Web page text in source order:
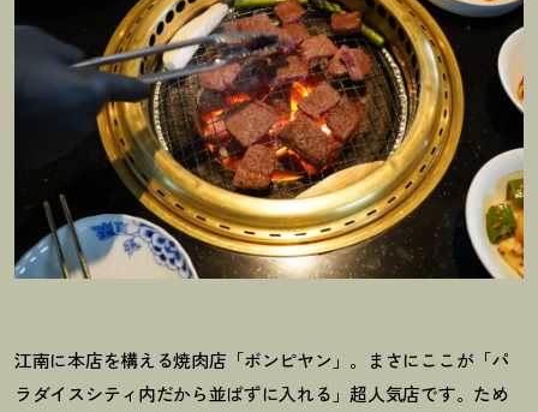
江南に本店を構える焼肉店「ボンピヤン」。まさにここが「パ
ラダイスシティ内だから並ばずに入れる」超人気店です。ため